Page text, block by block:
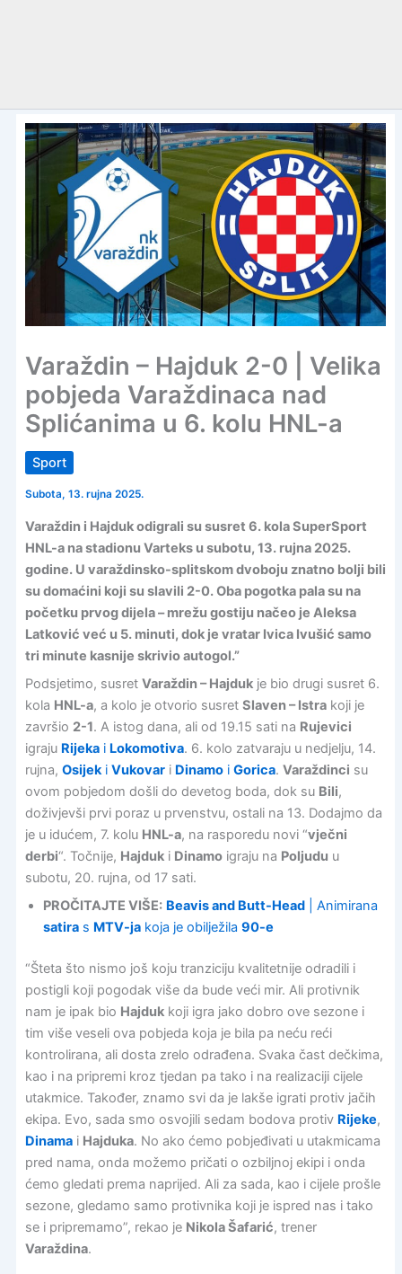
Varaždin – Hajduk 2-0 | Velika
pobjeda Varaždinaca nad
Splićanima u 6. kolu HNL-a
Sport
Subota, 13. rujna 2025.
Varaždin i Hajduk odigrali su susret 6. kola SuperSport
HNL-a na stadionu Varteks u subotu, 13. rujna 2025.
godine. U varaždinsko-splitskom dvoboju znatno bolji bili
su domaćini koji su slavili 2-0. Oba pogotka pala su na
početku prvog dijela – mrežu gostiju načeo je Aleksa
Latković već u 5. minuti, dok je vratar Ivica Ivušić samo
tri minute kasnije skrivio autogol.”
Podsjetimo, susret Varaždin – Hajdukje bio drugi susret 6.
kola HNL-a, a kolo je otvorio susret Slaven – Istrakoji je
završio 2-1. A istog dana, ali od 19.15 sati na Rujevici
igraju Rijekai Lokomotiva. 6. kolo zatvaraju u nedjelju, 14.
rujna, Osijeki Vukovari Dinamoi Gorica. Varaždinci su
ovom pobjedom došli do devetog boda, dok su Bili,
doživjevši prvi poraz u prvenstvu, ostali na 13. Dodajmo da
je u idućem, 7. kolu HNL-a, na rasporedu novi “vječni
derbi“. Točnije, Hajduki Dinamoigraju na Poljudu u
subotu, 20. rujna, od 17 sati.
PROČITAJTE VIŠE: Beavis and Butt-Head| Animirana
satiras MTV-jakoja je obilježila 90-e
“Šteta što nismo još koju tranziciju kvalitetnije odradili i
postigli koji pogodak više da bude veći mir. Ali protivnik
nam je ipak bio Hajdukkoji igra jako dobro ove sezone i
tim više veseli ova pobjeda koja je bila pa neću reći
kontrolirana, ali dosta zrelo odrađena. Svaka čast dečkima,
kao i na pripremi kroz tjedan pa tako i na realizaciji cijele
utakmice. Također, znamo svi da je lakše igrati protiv jačih
ekipa. Evo, sada smo osvojili sedam bodova protiv Rijeke,
Dinamai Hajduka. No ako ćemo pobjeđivati u utakmicama
pred nama, onda možemo pričati o ozbiljnoj ekipi i onda
ćemo gledati prema naprijed. Ali za sada, kao i cijele prošle
sezone, gledamo samo protivnika koji je ispred nas i tako
se i pripremamo”, rekao je Nikola Šafarić, trener
Varaždina.